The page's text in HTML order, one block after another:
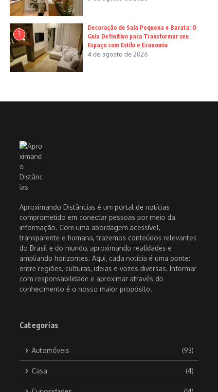
3
Decoração de Sala Pequena e Barata: O
Guia Definitivo para Transformar seu
Espaço com Estilo e Economia
4 de agosto de 2026
Aproximando Distâncias é um portal de notícias
comprometido em conectar pessoas por meio da
informação. Com uma abordagem acessível,
transparente e humana, trazemos conteúdos relevantes
do Brasil e do mundo, aproximando realidades e
ampliando horizontes. Aqui, cada notícia é uma ponte:
entre regiões, culturas, ideias e vozes diversas. Informar
com responsabilidade e aproximar através do
conhecimento é o nosso maior propósito.
Categorias
Automóveis (93)
Casa (4)